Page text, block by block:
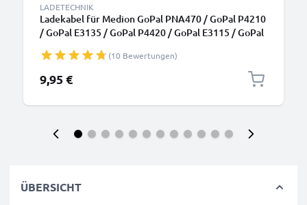
LADETECHNIK
Ladekabel für Medion GoPal PNA470 / GoPal P4210
/ GoPal E3135 / GoPal P4420 / GoPal E3115 / GoPal
1000mA Ladekabel 1.1m - Netzteil, Steckdose
(10 Bewertungen)
9,95 €
ÜBERSICHT